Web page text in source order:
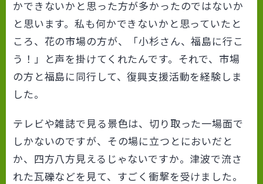
かできないかと思った方が多かったのではないか
と思います。私も何かできないかと思っていたと
ころ、花の市場の方が、「小杉さん、福島に行こ
う！」と声を掛けてくれたんです。それで、市場
の方と福島に同行して、復興支援活動を経験しま
した。
テレビや雑誌で見る景色は、切り取った一場面で
しかないのですが、その場に立つとにおいだと
か、四方八方見えるじゃないですか。津波で流さ
れた瓦礫などを見て、すごく衝撃を受けました。